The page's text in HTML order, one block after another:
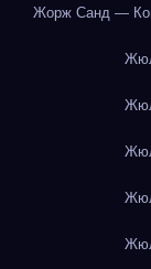
Жорж Санд —